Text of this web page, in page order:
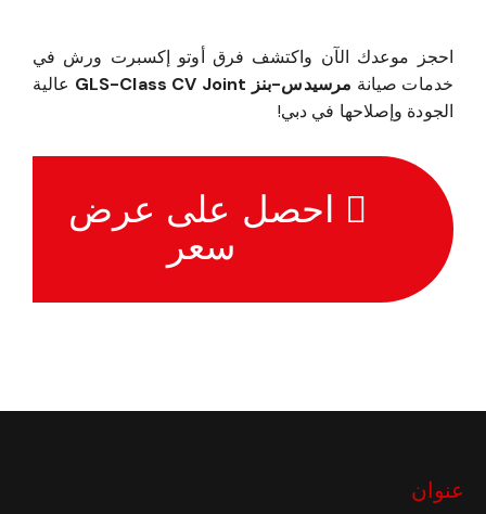
احجز موعدك الآن واكتشف فرق أوتو إكسبرت ورش في
خدمات صيانة مرسيدس-بنز GLS-Class CV Joint
عالية
الجودة وإصلاحها في دبي!
احصل على عرض
سعر
عنوان